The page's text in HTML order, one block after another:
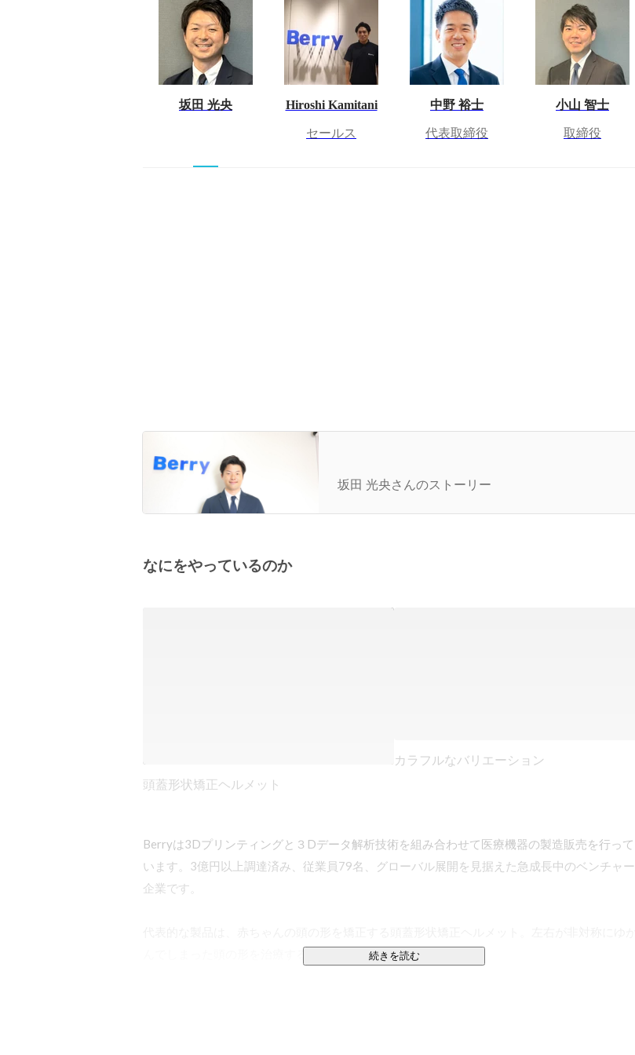
坂田 光央 Hiroshi Kamitani
セールス
中野 裕士
代表取締役
小山 智士
取締役
る取締役に聞いてみました～
坂田 光央さんのストーリー
なにをやっているのか
頭蓋形状矯正ヘルメット
カラフルなバリエーション
Berryは3Dプリンティングと３Dデータ解析技術を組み合わせて医療機器の製造販売を行って
います。3億円以上調達済み、従業員79名、グローバル展開を見据えた急成長中のベンチャー
企業です。
んでしまった頭の形を治療するための医療機器です。
続きを読む